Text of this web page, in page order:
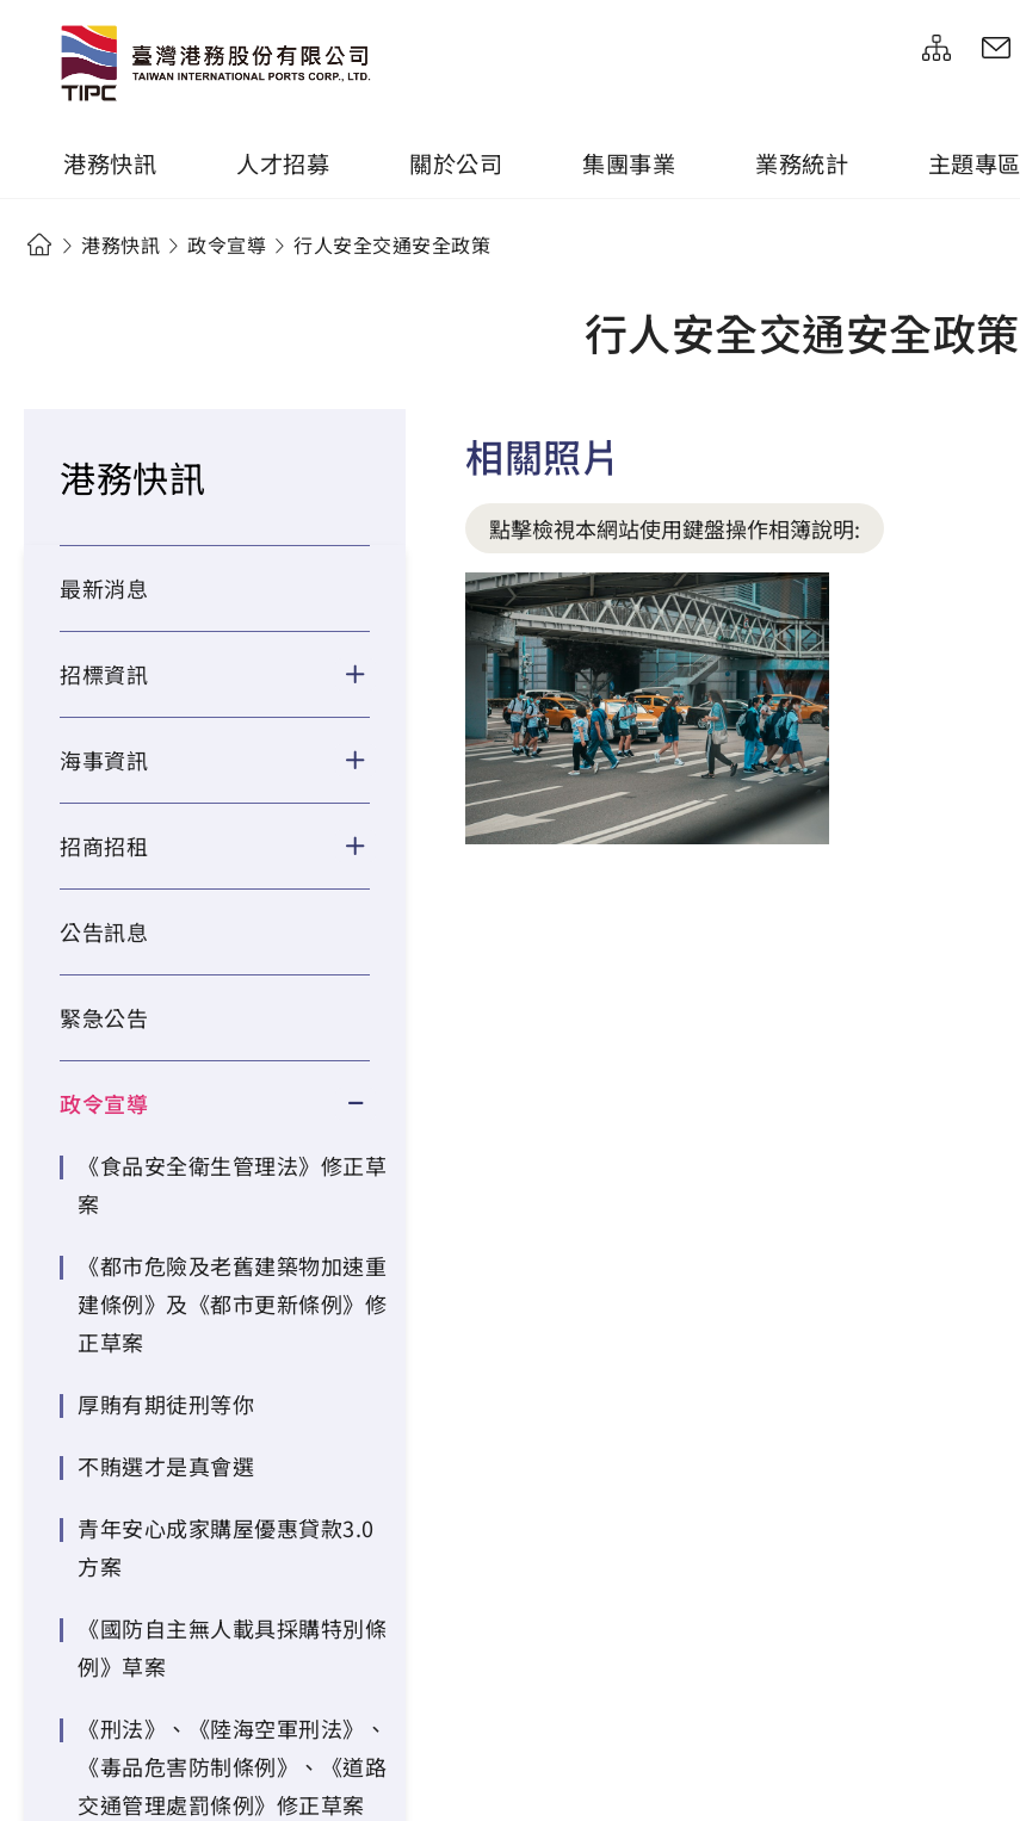
港務快訊 人才招募 關於公司 集團事業 業務統計 主題專區
港務快訊 政令宣導 行人安全交通安全政策
行人安全交通安全政策
港務快訊
最新消息
招標資訊
海事資訊
招商招租
公告訊息
緊急公告
政令宣導
《食品安全衛生管理法》修正草
案
《都市危險及老舊建築物加速重
建條例》及《都市更新條例》修
正草案
厚賄有期徒刑等你
不賄選才是真會選
青年安心成家購屋優惠貸款3.0
方案
《國防自主無人載具採購特別條
例》草案
《刑法》、《陸海空軍刑法》、
《毒品危害防制條例》、《道路
交通管理處罰條例》修正草案
相關照片
點擊檢視本網站使用鍵盤操作相簿說明: